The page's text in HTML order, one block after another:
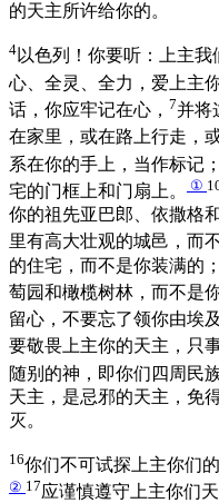
的天主所许给你的。
4以色列！你要听：上主我
心、全灵、全力，爱上主
话，你应牢记在心， 7并将
在家里，或在路上行走，
系在你的手上，当作标记
宅的门框上和门扇上。
①
你的祖先亚巴郎、依撒格
里有高大壮观的城邑，而
的住宅，而不是你装满的
萄园和橄榄树林，而不是
留心，不要忘了领你由埃
要敬畏上主你的天主，只
随别的神，即你们四周民
天主，是忌邪的天主，免
灭。
16你们不可试探上主你们
② 17应谨慎遵守上主你们